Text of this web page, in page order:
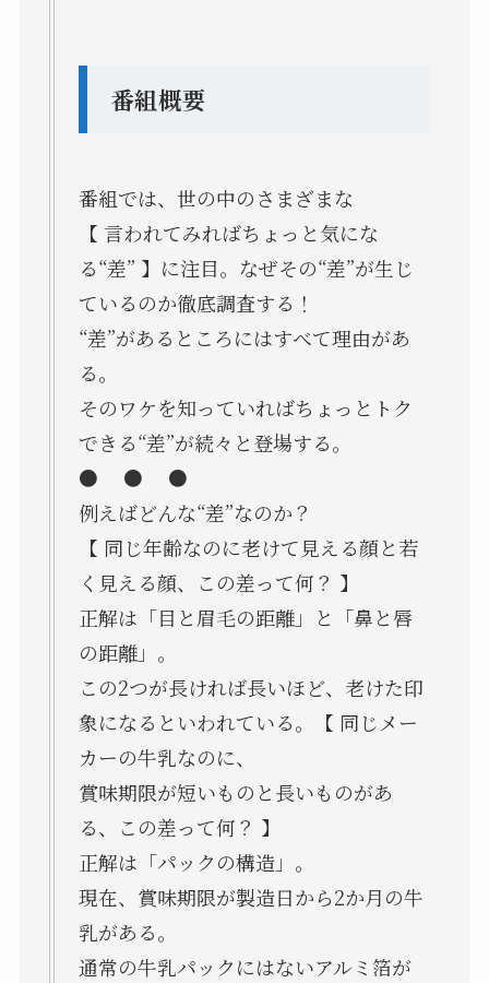
番組概要
番組では、世の中のさまざまな
【 言われてみればちょっと気にな
る“差” 】に注目。なぜその“差”が生じ
ているのか徹底調査する！
“差”があるところにはすべて理由があ
る。
そのワケを知っていればちょっとトク
できる“差”が続々と登場する。
● ● ●
例えばどんな“差”なのか？
【 同じ年齢なのに老けて見える顔と若
く見える顔、この差って何？ 】
正解は「目と眉毛の距離」と「鼻と唇
の距離」。
この2つが長ければ長いほど、老けた印
象になるといわれている。【 同じメー
カーの牛乳なのに、
賞味期限が短いものと長いものがあ
る、この差って何？ 】
正解は「パックの構造」。
現在、賞味期限が製造日から2か月の牛
乳がある。
通常の牛乳パックにはないアルミ箔が